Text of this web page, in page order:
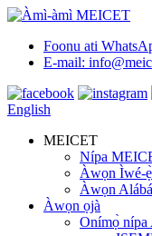
Foonu ati
E-mail:
English
MEICET
Nípa
Àwọn Ìwé-
Àwọn
Àwọn ọjà
Onímọ̀ nípa